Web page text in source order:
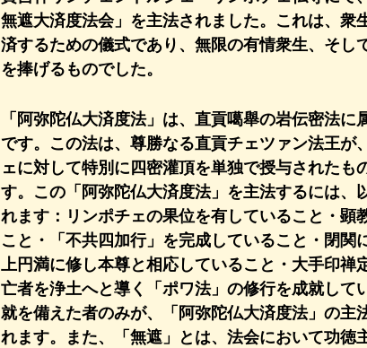
無遮大済度法会」を主法されました。これは、衆
済するための儀式であり、無限の有情衆生、そし
を捧げるものでした。
「阿弥陀仏大済度法」は、直貢噶舉の岩伝密法
です。この法は、尊勝なる直貢チェツァン法王が
ェに対して特別に四密灌頂を単独で授与されたも
す。この「阿弥陀仏大済度法」を主法するには、
れます：リンポチェの果位を有していること・顕
こと・「不共四加行」を完成していること・閉関
上円満に修し本尊と相応していること・大手印禅
亡者を浄土へと導く「ポワ法」の修行を成就して
就を備えた者のみが、「阿弥陀仏大済度法」の主
れます。また、「無遮」とは、法会において功徳